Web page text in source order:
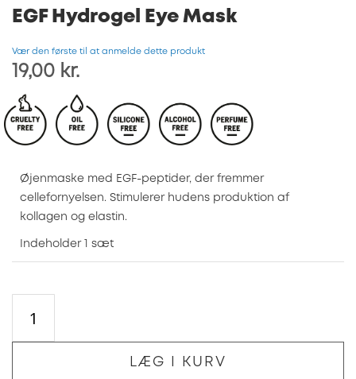
EGF Hydrogel Eye Mask
Vær den første til at anmelde dette produkt
19,00 kr.
Øjenmaske med EGF-peptider, der fremmer
cellefornyelsen. Stimulerer hudens produktion af
kollagen og elastin.
Indeholder 1 sæt
LÆG I KURV